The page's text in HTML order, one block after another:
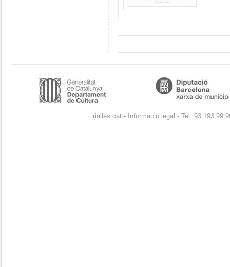
rialles.cat - Informació legal - Tel. 93 193 99